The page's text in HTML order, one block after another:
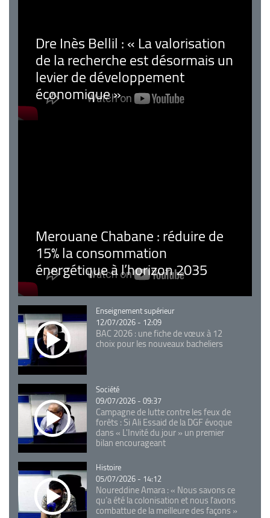
Dre Inès Bellil : « La valorisation
de la recherche est désormais un
levier de développement
économique »
Merouane Chabane : réduire de
15% la consommation
énergétique à l’horizon 2035
Catégorie
Enseignement supérieur
12/07/2026 - 12:09
BAC 2026 : une fiche de vœux à 12
choix pour les nouveaux bacheliers
Catégorie
Société
09/07/2026 - 09:37
Campagne de lutte contre les feux de
forêts : Si Ali Essaid de la DGF évoque
dans « L'Invité du jour » un premier
bilan encourageant
Catégorie
Histoire
05/07/2026 - 14:12
Noureddine Amara : « Nous savons ce
qu’a été la colonisation et nous l’avons
combattue de la meilleure des façons »